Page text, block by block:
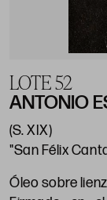
LOTE 52
ANTONIO
(S. XIX)
"San Félix
Óleo sobre